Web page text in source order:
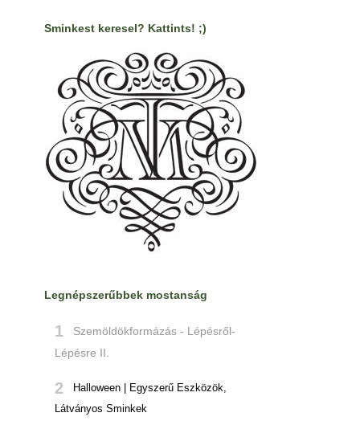
Sminkest keresel? Kattints! ;)
Legnépszerűbbek mostanság
Szemöldökformázás - Lépésről-
Lépésre II.
Halloween | Egyszerű Eszközök,
Látványos Sminkek